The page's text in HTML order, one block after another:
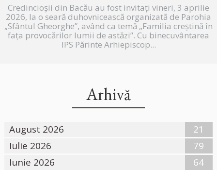
Credincioșii din Bacău au fost invitați vineri, 3 aprilie
2026, la o seară duhovnicească organizată de Parohia
„Sfântul Gheorghe”, având ca temă „Familia creștină în
fața provocărilor lumii de astăzi”. Cu binecuvântarea
IPS Părinte Arhiepiscop...
Arhivă
August 2026
21
Iulie 2026
79
Iunie 2026
64